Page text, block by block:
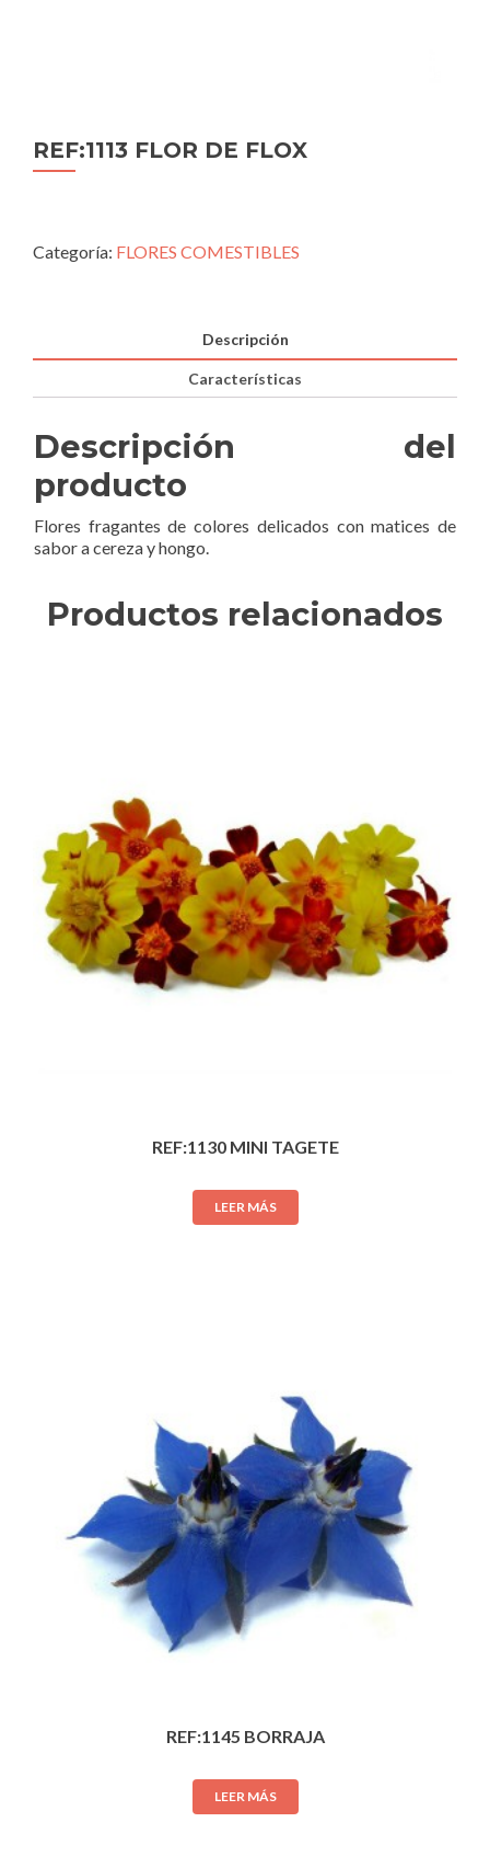
REF:1113 FLOR DE FLOX
Categoría: FLORES COMESTIBLES
Descripción
Características
Descripción del
producto
Flores fragantes de colores delicados con matices de
sabor a cereza y hongo.
Productos relacionados
REF:1130 MINI TAGETE
LEER MÁS
REF:1145 BORRAJA
LEER MÁS